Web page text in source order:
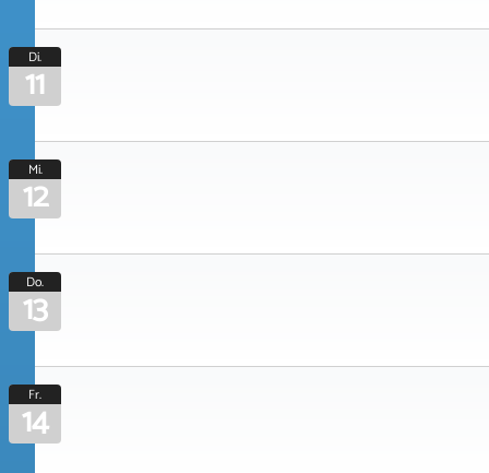
Di.
11
Mi.
12
Do.
13
Fr.
14